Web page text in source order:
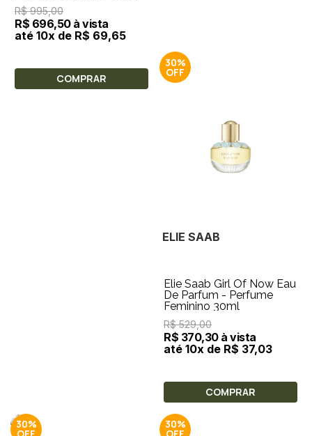
R$ 995,00
R$ 696,50 à vista
até 10x de R$ 69,65
COMPRAR
30%
ELIE SAAB
Elie Saab Girl Of Now Eau
De Parfum - Perfume
Feminino 30ml
R$ 529,00
R$ 370,30 à vista
até 10x de R$ 37,03
COMPRAR
30% 30%